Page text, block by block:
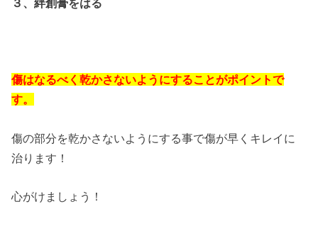
３、絆創膏をはる
傷はなるべく乾かさないようにすることがポイントで
す。
傷の部分を乾かさないようにする事で傷が早くキレイに
治ります！
心がけましょう！